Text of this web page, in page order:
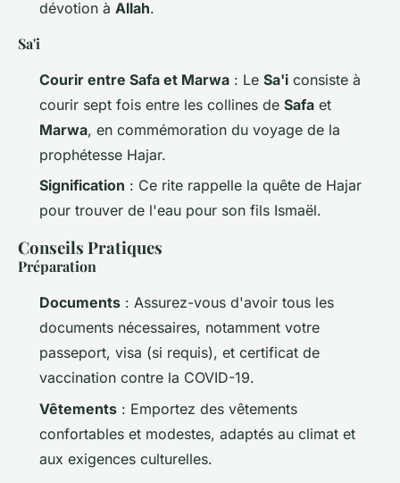
dévotion à Allah.
Sa'i
Courir entre Safa et Marwa : Le Sa'i consiste à
courir sept fois entre les collines de Safa et
Marwa, en commémoration du voyage de la
prophétesse Hajar.
Signification : Ce rite rappelle la quête de Hajar
pour trouver de l'eau pour son fils Ismaël.
Conseils Pratiques
Préparation
Documents : Assurez-vous d'avoir tous les
documents nécessaires, notamment votre
passeport, visa (si requis), et certificat de
vaccination contre la COVID-19.
Vêtements : Emportez des vêtements
confortables et modestes, adaptés au climat et
aux exigences culturelles.